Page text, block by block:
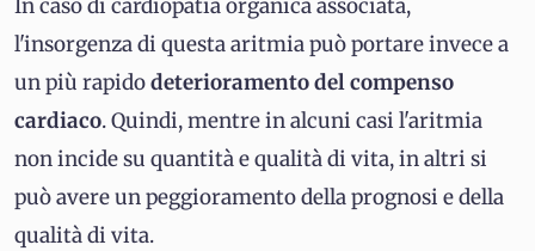
In caso di cardiopatia organica associata,
l'insorgenza di questa aritmia può portare invece a
un più rapidodeterioramento del compenso
cardiaco. Quindi, mentre in alcuni casi l'aritmia
non incide su quantità e qualità di vita, in altri si
può avere un peggioramento della prognosi e della
qualità di vita.